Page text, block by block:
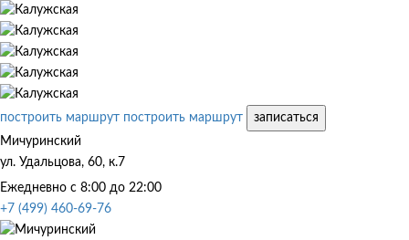
построить маршрут построить маршрут
записаться
Мичуринский
ул. Удальцова, 60, к.7
Ежедневно с 8:00 до 22:00
+7 (499) 460-69-76